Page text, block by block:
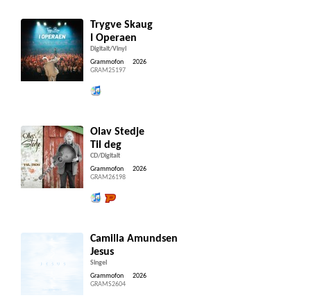
Trygve Skaug
I Operaen
Digitalt/Vinyl
Grammofon
GRAM25197
2026
Olav Stedje
Til deg
CD/Digitalt
Grammofon
GRAM26198
2026
Lytt og kjøp iTunes
Camilla Amundsen
Jesus
Singel
Grammofon
GRAMS2604
2026